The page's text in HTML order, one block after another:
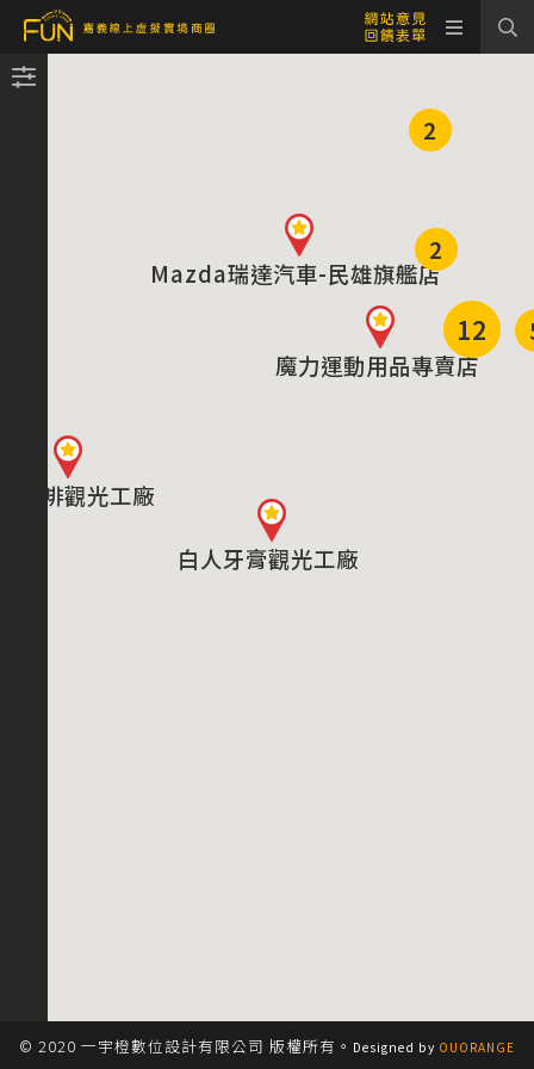
Mazda瑞達汽車-民雄旗艦店
魔力運動用品專賣店
白人牙膏觀光工廠
咖啡觀光工廠
12
2
2
© 2020 一宇橙數位設計有限公司 版權所有。 Designed by OUORANGE